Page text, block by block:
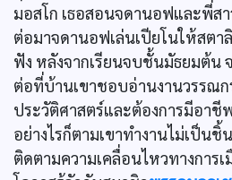
มอสโก เธอสอนจดานอฟและพี่สา
ต่อมาจดานอฟเล่นเปียโนให้สตา
ฟัง หลังจากเรียนจบชั้นมัธยมต้น
ต่อที่บ้านเขาชอบอ่านงานวรรณ
ประวัติศาสตร์และต้องการมีอา
อย่างไรก็ตามเขาทำงานไม่เป็น
ติดตามความเคลื่อนไหวทางการเ